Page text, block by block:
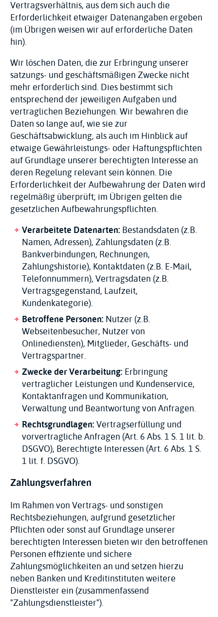
Vertragsverhältnis, aus dem sich auch die
Erforderlichkeit etwaiger Datenangaben ergeben
(im Übrigen weisen wir auf erforderliche Daten
hin).
Wir löschen Daten, die zur Erbringung unserer
satzungs- und geschäftsmäßigen Zwecke nicht
mehr erforderlich sind. Dies bestimmt sich
entsprechend der jeweiligen Aufgaben und
vertraglichen Beziehungen. Wir bewahren die
Daten so lange auf, wie sie zur
Geschäftsabwicklung, als auch im Hinblick auf
etwaige Gewährleistungs- oder Haftungspflichten
auf Grundlage unserer berechtigten Interesse an
deren Regelung relevant sein können. Die
Erforderlichkeit der Aufbewahrung der Daten wird
regelmäßig überprüft; im Übrigen gelten die
gesetzlichen Aufbewahrungspflichten.
Verarbeitete Datenarten: Bestandsdaten (z.B.
Namen, Adressen), Zahlungsdaten (z.B.
Bankverbindungen, Rechnungen,
Zahlungshistorie), Kontaktdaten (z.B. E-Mail,
Telefonnummern), Vertragsdaten (z.B.
Vertragsgegenstand, Laufzeit,
Kundenkategorie).
Betroffene Personen: Nutzer (z.B.
Webseitenbesucher, Nutzer von
Onlinediensten), Mitglieder, Geschäfts- und
Vertragspartner.
Zwecke der Verarbeitung: Erbringung
vertraglicher Leistungen und Kundenservice,
Kontaktanfragen und Kommunikation,
Verwaltung und Beantwortung von Anfragen.
Rechtsgrundlagen:Vertragserfüllung und
vorvertragliche Anfragen (Art. 6 Abs. 1 S. 1 lit. b.
DSGVO), Berechtigte Interessen (Art. 6 Abs. 1 S.
1 lit. f. DSGVO).
Zahlungsverfahren
Im Rahmen von Vertrags- und sonstigen
Rechtsbeziehungen, aufgrund gesetzlicher
Pflichten oder sonst auf Grundlage unserer
berechtigten Interessen bieten wir den betroffenen
Personen effiziente und sichere
Zahlungsmöglichkeiten an und setzen hierzu
neben Banken und Kreditinstituten weitere
Dienstleister ein (zusammenfassend
"Zahlungsdienstleister").